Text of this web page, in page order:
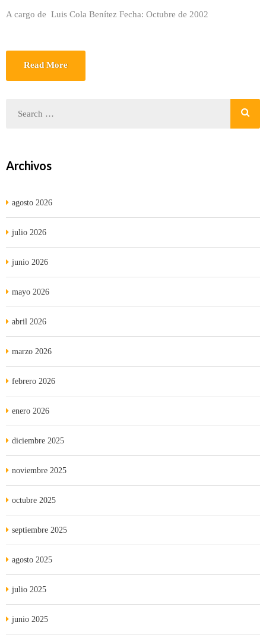
A cargo de Luis Cola Benítez Fecha: Octubre de 2002
Read More
Archivos
agosto 2026
julio 2026
junio 2026
mayo 2026
abril 2026
marzo 2026
febrero 2026
enero 2026
diciembre 2025
noviembre 2025
octubre 2025
septiembre 2025
agosto 2025
julio 2025
junio 2025